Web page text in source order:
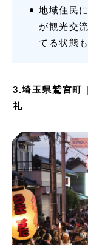
地域住民
が観光交
てる状態
3.埼玉県鷲宮町
礼